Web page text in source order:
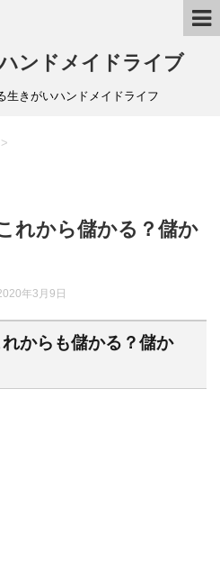
ンドメイドライブ
生きがいハンドメイドライフ
>
れから儲かる？儲か
年3月9日
からも儲かる？儲か